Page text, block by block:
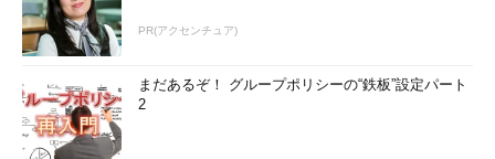
PR(アクセンチュア)
まだあるぞ！ グループポリシーの“鉄板”設定パート
2